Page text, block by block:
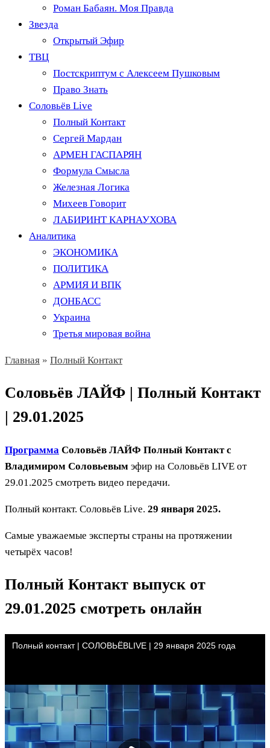
Роман Бабаян. Моя Правда
Звезда
Открытый Эфир
ТВЦ
Постскриптум с Алексеем Пушковым
Право Знать
Соловьёв Live
Полный Контакт
Сергей Мардан
АРМЕН ГАСПАРЯН
Формула Смысла
Железная Логика
Михеев Говорит
ЛАБИРИНТ КАРНАУХОВА
Аналитика
ЭКОНОМИКА
ПОЛИТИКА
АРМИЯ И ВПК
ДОНБАСС
Украина
Третья мировая война
Главная » Полный Контакт
Соловьёв ЛАЙФ | Полный Контакт
| 29.01.2025
Программа Соловьёв ЛАЙФ Полный Контакт с
Владимиром Соловьевым эфир на Соловьёв LIVE от
29.01.2025 смотреть видео передачи.
Полный контакт. Соловьёв Live. 29 января 2025.
Самые уважаемые эксперты страны на протяжении
четырёх часов!
Полный Контакт выпуск от
29.01.2025 смотреть онлайн